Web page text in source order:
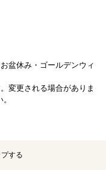
盆休み・ゴールデンウィ
変更される場合がありま
する